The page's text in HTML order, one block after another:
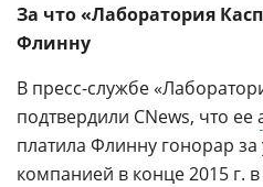
За что «Лаборатория
Флинну
В пресс-службе
подтвердили CNews, что ее
платила Флинну гонорар
компанией в конце 2015 г.